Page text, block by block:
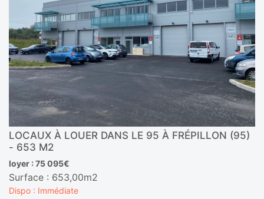
LOCAUX À LOUER DANS LE 95 À FRÉPILLON (95)
- 653 M2
loyer : 75 095€
Surface : 653,00m2
Dispo : Immédiate